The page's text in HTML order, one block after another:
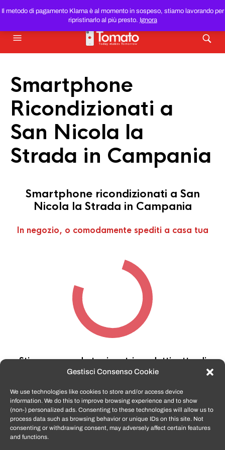
Gestisci Consenso Cookie
We use technologies like cookies to store and/or access device
information. We do this to improve browsing experience and to show
(non-) personalized ads. Consenting to these technologies will allow us to
process data such as browsing behavior or unique IDs on this site. Not
consenting or withdrawing consent, may adversely affect certain features
and functions.
Il metodo di pagamento Klarna è al momento in sospeso, stiamo lavorando per
ripristinarlo al più presto. Ignora
SMARTPHONE E TABLET RICONDIZIONATIAL MIGLIOR
PREZZO DEL WEB!
Smartphone
Ricondizionati a
San Nicola la
Strada in Campania
Smartphone ricondizionati a San
Nicola la Strada in Campania
In negozio, o comodamente spediti a casa tua
Stiamo cercando tra i nostri prodotti, attendi
qualche secondo…
TomatoSmartphone.itè lo shop n.1 in italia per
smartphone ricondizionati garantiti e certificati
di tutte le marche,APPLE, SAMSUNG, HUAWEI,
ONEPLUS, XIAOMI e tanto altro